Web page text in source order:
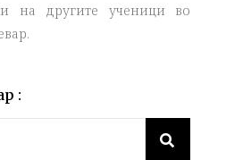
и на другите ученици во
: